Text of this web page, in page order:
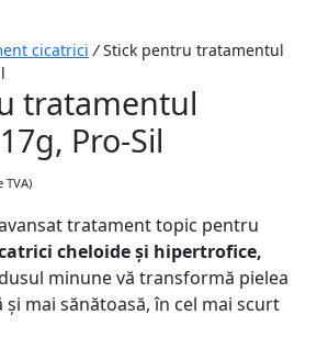
cicatrici /Stick pentru tratamentul
tratamentul
Pro-Sil
TVA)
tratament topic pentru
cheloide și hipertrofice,
minune vă transformă pielea
mai sănătoasă, în cel mai scurt